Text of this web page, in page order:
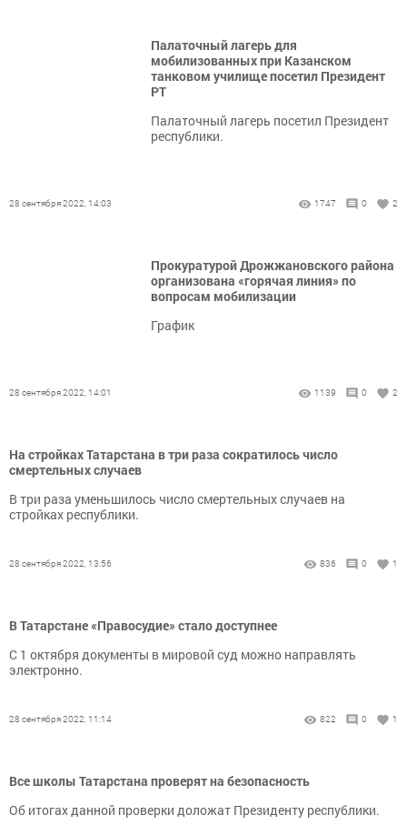
Палаточный лагерь для
мобилизованных при Казанском
танковом училище посетил Президент
РТ
Палаточный лагерь посетил Президент
республики.
28 сентября 2022, 14:03 1747 0 2
Прокуратурой Дрожжановского района
организована «горячая линия» по
вопросам мобилизации
График
28 сентября 2022, 14:01 1139 0 2
На стройках Татарстана в три раза сократилось число
смертельных случаев
В три раза уменьшилось число смертельных случаев на
стройках республики.
28 сентября 2022, 13:56 836 0 1
В Татарстане «Правосудие» стало доступнее
С 1 октября документы в мировой суд можно направлять
электронно.
28 сентября 2022, 11:14 822 0 1
Все школы Татарстана проверят на безопасность
Об итогах данной проверки доложат Президенту республики.